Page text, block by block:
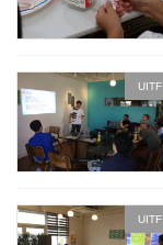
UITF
UITF